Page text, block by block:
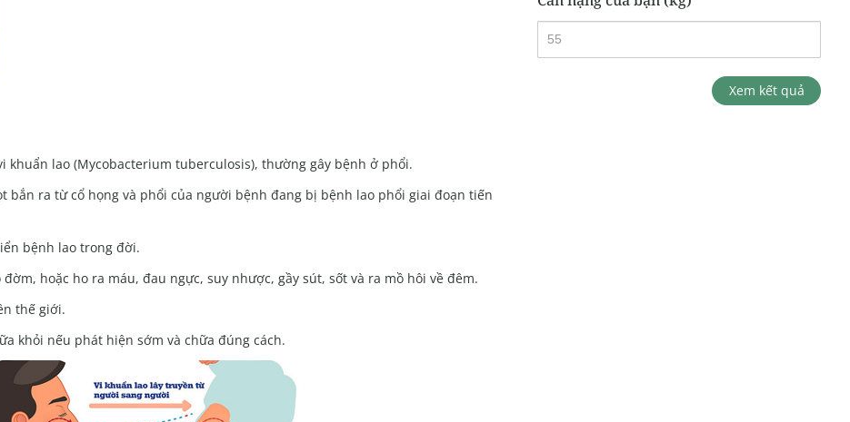
khuẩn lao (Mycobacterium tuberculosis), thường gây bệnh ở phổi.
ra từ cổ họng và phổi của người bệnh đang bị bệnh lao phổi giai đoạn tiến
bệnh lao trong đời.
hoặc ho ra máu, đau ngực, suy nhược, gầy sút, sốt và ra mồ hôi về đêm.
thế giới.
khỏi nếu phát hiện sớm và chữa đúng cách.
Xem kết quả